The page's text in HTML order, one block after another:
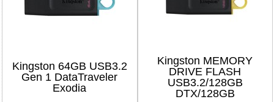
Kingston 64GB USB3.2
Gen 1 DataTraveler
Exodia
Kingston MEMORY
DRIVE FLASH
USB3.2/128GB
DTX/128GB